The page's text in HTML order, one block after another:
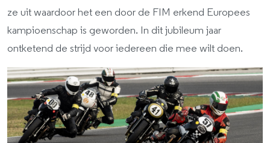
ze uit waardoor het een door de FIM erkend Europees
kampioenschap is geworden. In dit jubileum jaar
ontketend de strijd voor iedereen die mee wilt doen.